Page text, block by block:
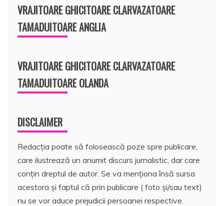
VRAJITOARE GHICITOARE CLARVAZATOARE
TAMADUITOARE ANGLIA
VRAJITOARE GHICITOARE CLARVAZATOARE
TAMADUITOARE OLANDA
DISCLAIMER
Redacția poate să folosească poze spre publicare,
care ilustrează un anumit discurs jurnalistic, dar care
conțin dreptul de autor. Se va menționa însă sursa
acestora și faptul că prin publicare ( foto și/sau text)
nu se vor aduce prejudicii persoanei respective.